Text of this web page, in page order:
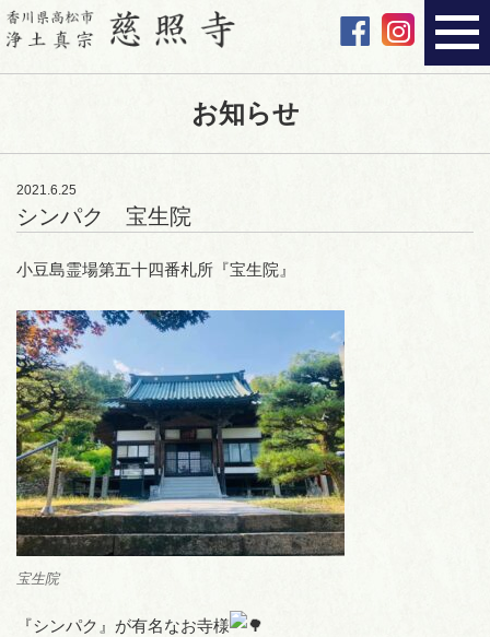
お知らせ
2021.6.25
シンパク 宝生院
小豆島霊場第五十四番札所『宝生院』
宝生院
『シンパク』が有名なお寺様